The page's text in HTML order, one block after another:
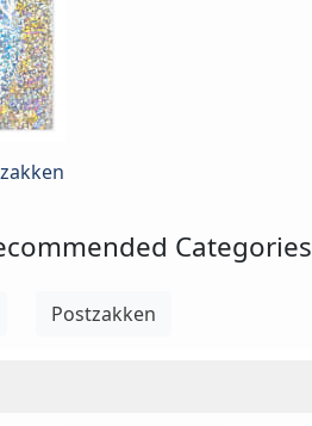
Categories
Postzakken